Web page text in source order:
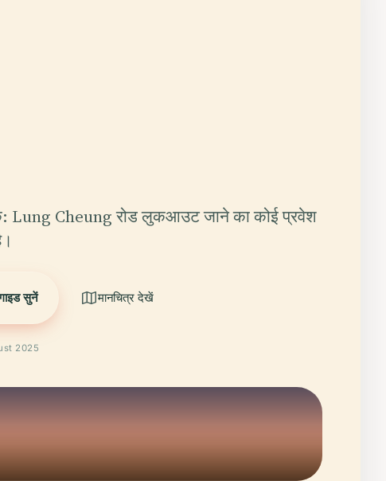
Lung Cheung रोड लुकआउट जाने का कोई प्रवेश
सुनें मानचित्र देखें
2025